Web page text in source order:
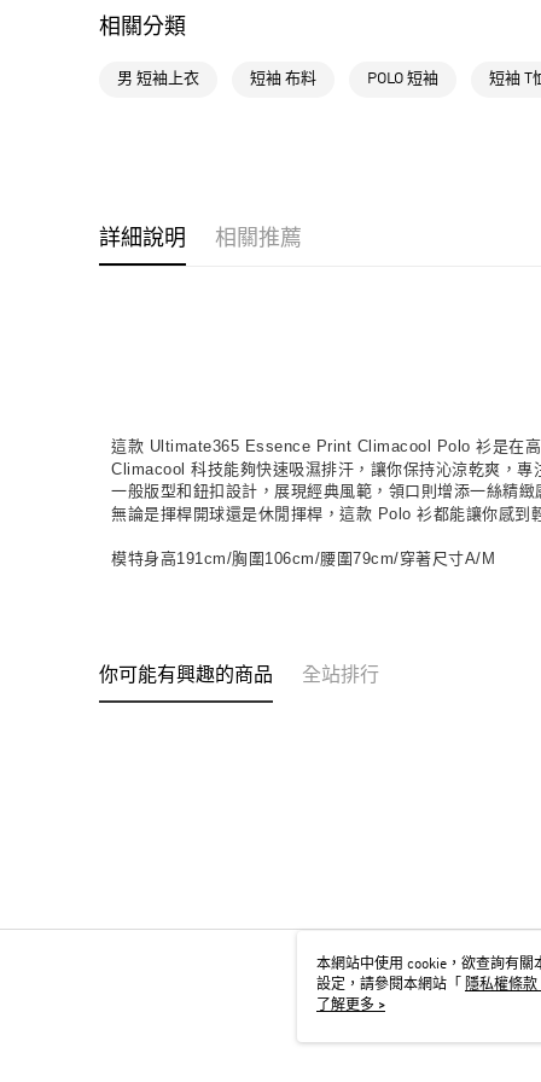
相關分類
男 短袖上衣 短袖 布料 POLO 短袖 短袖 T
詳細說明 相關推薦
這款 Ultimate365 Essence Print Climacool Polo 衫是在
Climacool 科技能夠快速吸濕排汗，讓你保持沁涼乾爽，專
一般版型和鈕扣設計，展現經典風範，領口則增添一絲精
無論是揮桿開球還是休閒揮桿，這款 Polo 衫都能讓你感
模特身高191cm/胸圍106cm/腰圍79cm/穿著尺寸A/M
你可能有興趣的商品 全站排行
本網站中使用 cookie，欲查詢有關
設定，請參閱本網站「
隱私權條款
用 cookie。
了解更多 >